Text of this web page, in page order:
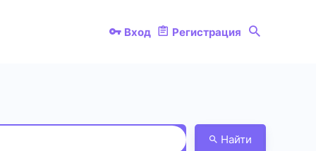
Вход Регистрация
Найти